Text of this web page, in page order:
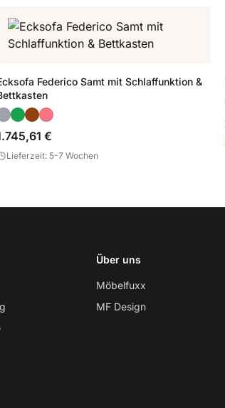
Federico Samt mit Schlaffunktion &
€
Lieferzeit: 5-7 Wochen
Über uns
Möbelfuxx
MF Design